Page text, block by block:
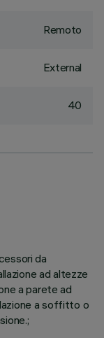
Remoto
External
40
da
ad altezze
a parete ad
a soffitto o